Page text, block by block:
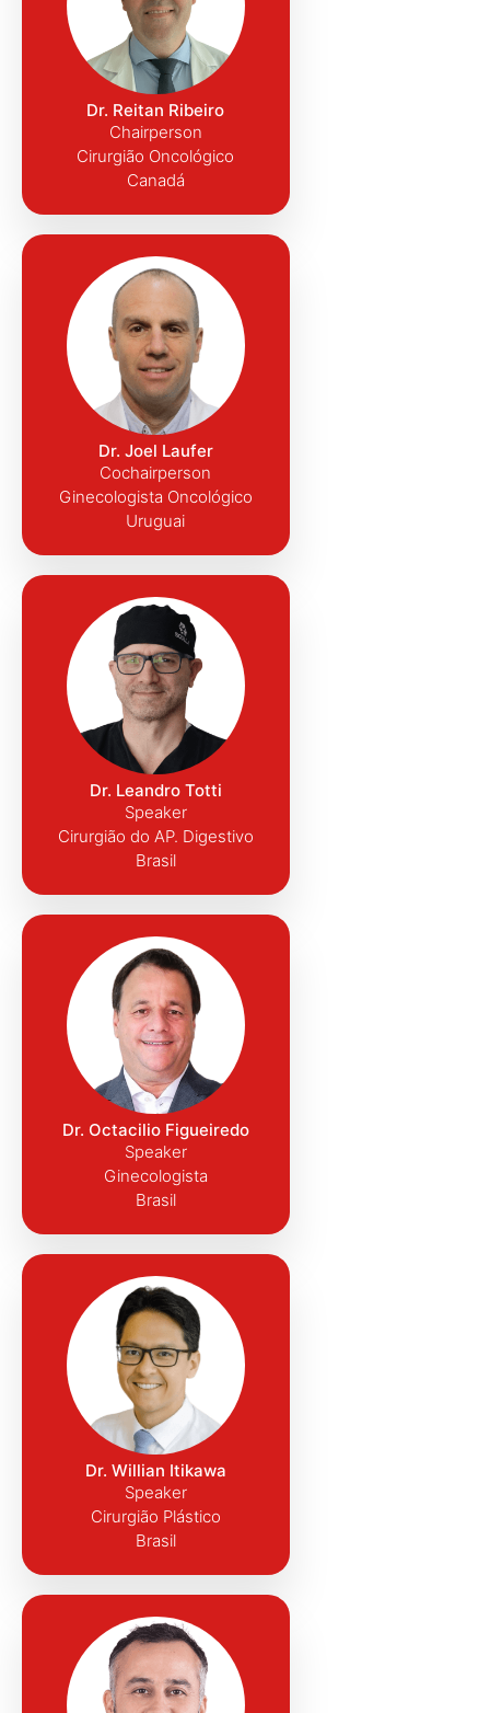
Dr. Reitan Ribeiro
Chairperson
Cirurgião Oncológico
Canadá
Dr. Joel Laufer
Cochairperson
Ginecologista Oncológico
Uruguai
Dr. Leandro Totti
Speaker
Cirurgião do AP. Digestivo
Brasil
Dr. Octacilio Figueiredo
Speaker
Ginecologista
Brasil
Dr. Willian Itikawa
Speaker
Cirurgião Plástico
Brasil